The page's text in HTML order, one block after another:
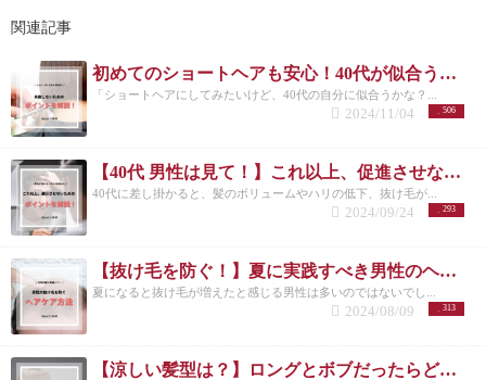
関連記事
初めてのショートヘアも安心！40代が似合う失敗しないスタイル選びガイド
「ショートヘアにしてみたいけど、40代の自分に似合うかな？...
506
2024/11/04
【40代 男性は見て！】これ以上、促進させない薄毛予防の方法を美容師が解説！
40代に差し掛かると、髪のボリュームやハリの低下、抜け毛が...
293
2024/09/24
【抜け毛を防ぐ！】夏に実践すべき男性のヘアケア方法とは？
夏になると抜け毛が増えたと感じる男性は多いのではないでし...
313
2024/08/09
【涼しい髪型は？】ロングとボブだったらどっちが良い？/洗足/美容院